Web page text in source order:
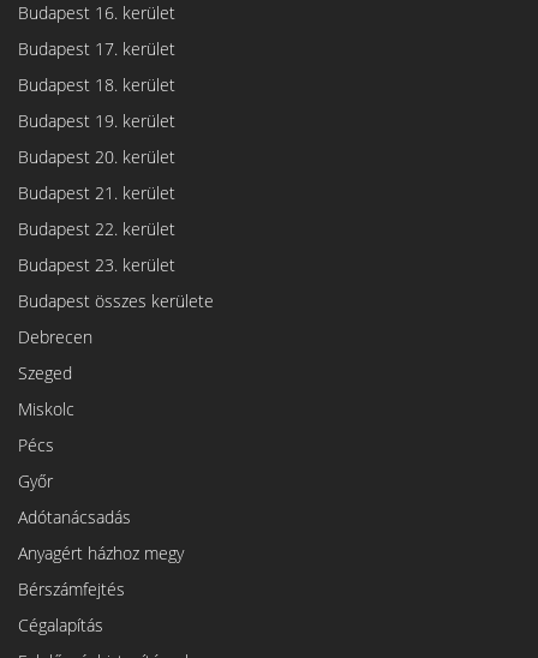
Budapest 16. kerület
Budapest 17. kerület
Budapest 18. kerület
Budapest 19. kerület
Budapest 20. kerület
Budapest 21. kerület
Budapest 22. kerület
Budapest 23. kerület
Budapest összes kerülete
Debrecen
Szeged
Miskolc
Pécs
Győr
Adótanácsadás
Anyagért házhoz megy
Bérszámfejtés
Cégalapítás